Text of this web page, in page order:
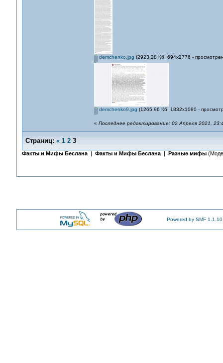
demchenko.jpg (2923.28 Кб, 694x2776 -
demchenko9.jpg (1265.96 Кб, 1832x1080 -
« Последнее редактирование: 02 Апреля 2021,
Страниц: « 1 2 3
Факты и Мифы Беслана| Факты и Мифы Беслана| Разные мифы
Powered by SMF 1.1.10